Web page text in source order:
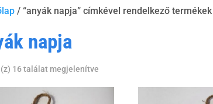
/ “anyák napja” címkével rendelkező termékek
napja
16 találat megjelenítve